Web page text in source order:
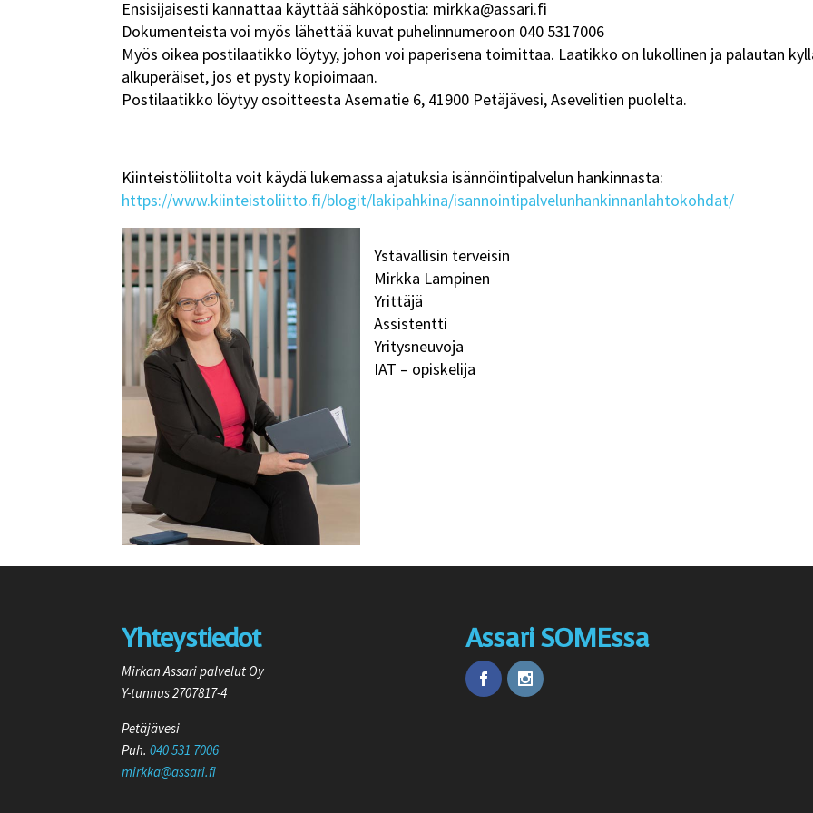
Ensisijaisesti kannattaa käyttää sähköpostia: mirkka@assari.fi
Dokumenteista voi myös lähettää kuvat puhelinnumeroon 040 5317006
Myös oikea postilaatikko löytyy, johon voi paperisena toimittaa. Laatikko on lukollinen ja palautan
alkuperäiset, jos et pysty kopioimaan.
Postilaatikko löytyy osoitteesta Asematie 6, 41900 Petäjävesi, Asevelitien puolelta.
Kiinteistöliitolta voit käydä lukemassa ajatuksia isännöintipalvelun hankinnasta:
https://www.kiinteistoliitto.fi/blogit/lakipahkina/isannointipalvelunhankinnanlahtokohdat/
Ystävällisin terveisin
Mirkka Lampinen
Yrittäjä
Assistentti
Yritysneuvoja
IAT – opiskelija
Yhteystiedot
Mirkan Assari palvelut Oy
Y-tunnus 2707817-4
Petäjävesi
Puh.040 531 7006
mirkka@assari.fi
Assari SOMEssa